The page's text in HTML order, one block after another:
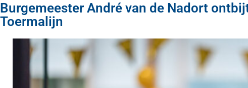
Burgemeester André van de Nadort
Toermalijn